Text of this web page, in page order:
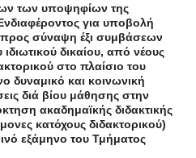
των υποψηφίων της
για υποβολή
σύναψη έξι συμβάσεων
δικαίου, από νέους
στο πλαίσιο του
δυναμικό και κοινωνική
διά βίου μάθησης στην
ακαδημαϊκής διδακτικής
κατόχους διδακτορικού)
εξάμηνο του Τμήματος